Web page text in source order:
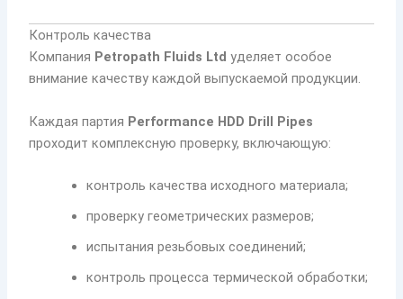
Контроль качества
Компания Petropath Fluids Ltd уделяет особое
внимание качеству каждой выпускаемой продукции.
Каждая партия Performance HDD Drill Pipes
проходит комплексную проверку, включающую:
контроль качества исходного материала;
проверку геометрических размеров;
испытания резьбовых соединений;
контроль процесса термической обработки;